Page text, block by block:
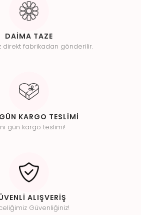
DAİMA TAZE
direkt fabrikadan gönderilir.
KARGO TESLİMİ
gün kargo teslimi!
ALIŞVERİŞ
Güvenliğiniz!